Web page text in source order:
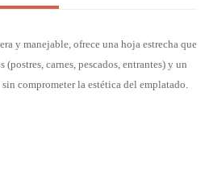
y manejable, ofrece una hoja estrecha que
carnes, pescados, entrantes) y un
comprometer la estética del emplatado.